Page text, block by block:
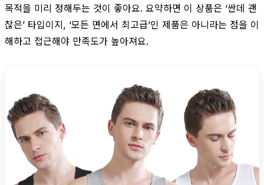
목적을 미리 정해두는 것이 좋아요. 요약하면 이 상품은 ‘싼데 괜
찮은’ 타입이지, ‘모든 면에서 최고급’인 제품은 아니라는 점을 이
해하고 접근해야 만족도가 높아져요.